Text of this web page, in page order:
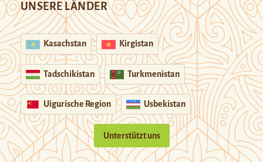
UNSERE LÄNDER
Kasachstan Kirgistan
Tadschikistan Turkmenistan
Uigurische Region Usbekistan
Unterstützt uns